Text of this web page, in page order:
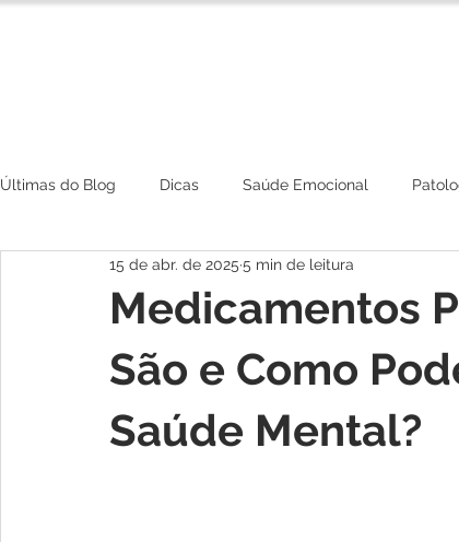
Últimas do Blog Dicas Saúde Emocional
depressão
Medicamentos
São e Como
Saúde Mental?
15 de abr. de 2025 5 min de leitura